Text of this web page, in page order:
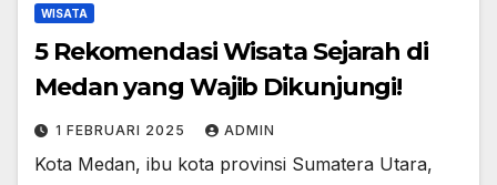
WISATA
5 Rekomendasi Wisata Sejarah di
Medan yang Wajib Dikunjungi!
1 FEBRUARI 2025 ADMIN
Kota Medan, ibu kota provinsi Sumatera Utara,